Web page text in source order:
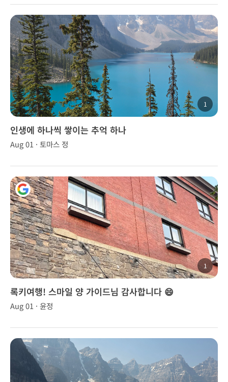
1
인생에 하나씩 쌓이는 추억 하나
Aug 01 · 토마스 정
1
록키여행! 스마일 양 가이드님 감사합니다 😄
Aug 01 · 윤정